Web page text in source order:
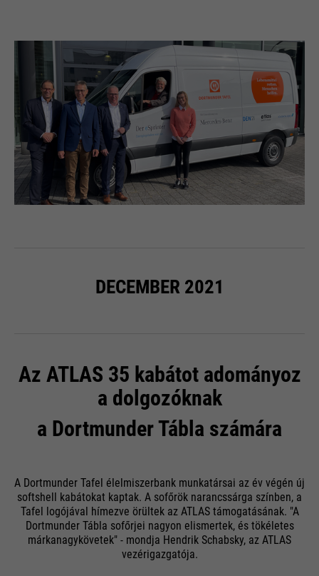
DECEMBER 2021
Az ATLAS 35 kabátot adományoz
a dolgozóknak
a Dortmunder Tábla számára
A Dortmunder Tafel élelmiszerbank munkatársai az év végén új
softshell kabátokat kaptak. A sofőrök narancssárga színben, a
Tafel logójával hímezve örültek az ATLAS támogatásának. "A
Dortmunder Tábla sofőrjei nagyon elismertek, és tökéletes
márkanagykövetek" - mondja Hendrik Schabsky, az ATLAS
vezérigazgatója.